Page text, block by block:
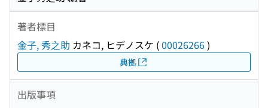
著者標目
金子, 秀之助 カネコ, ヒデノスケ (00026266)
典拠
出版事項